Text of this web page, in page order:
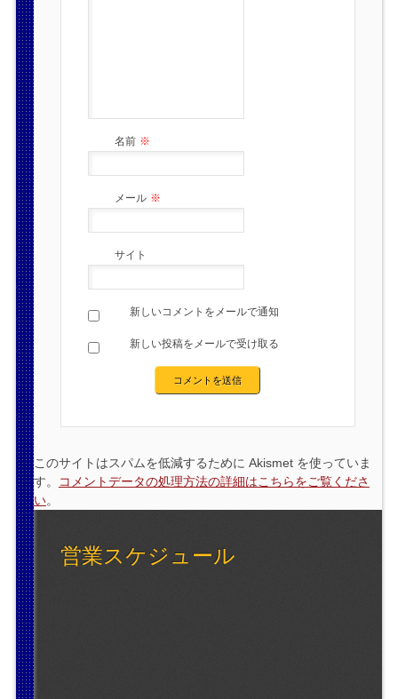
名前 ※
メール ※
サイト
新しいコメントをメールで通知
新しい投稿をメールで受け取る
このサイトはスパムを低減するために Akismet を使っていま
す。
コメントデータの処理方法の詳細はこちらをご覧くださ
い。
営業スケジュール